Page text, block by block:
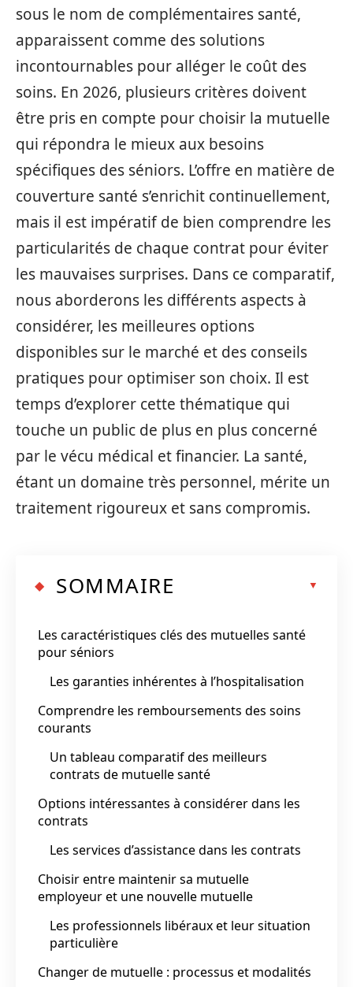
sous le nom de complémentaires santé,
apparaissent comme des solutions
incontournables pour alléger le coût des
soins. En 2026, plusieurs critères doivent
être pris en compte pour choisir la mutuelle
qui répondra le mieux aux besoins
spécifiques des séniors. L’offre en matière de
couverture santé s’enrichit continuellement,
mais il est impératif de bien comprendre les
particularités de chaque contrat pour éviter
les mauvaises surprises. Dans ce comparatif,
nous aborderons les différents aspects à
considérer, les meilleures options
disponibles sur le marché et des conseils
pratiques pour optimiser son choix. Il est
temps d’explorer cette thématique qui
touche un public de plus en plus concerné
par le vécu médical et financier. La santé,
étant un domaine très personnel, mérite un
traitement rigoureux et sans compromis.
SOMMAIRE
Les caractéristiques clés des mutuelles santé
pour séniors
Les garanties inhérentes à l’hospitalisation
Comprendre les remboursements des soins
courants
Un tableau comparatif des meilleurs
contrats de mutuelle santé
Options intéressantes à considérer dans les
contrats
Les services d’assistance dans les contrats
Choisir entre maintenir sa mutuelle
employeur et une nouvelle mutuelle
Les professionnels libéraux et leur situation
particulière
Changer de mutuelle : processus et modalités